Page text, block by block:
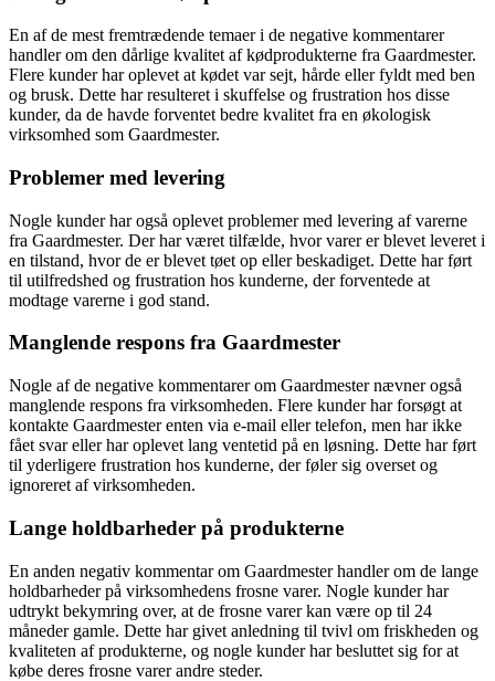
En af de mest fremtrædende temaer i de negative kommentarer
handler om den dårlige kvalitet af kødprodukterne fra Gaardmester.
Flere kunder har oplevet at kødet var sejt, hårde eller fyldt med ben
og brusk. Dette har resulteret i skuffelse og frustration hos disse
kunder, da de havde forventet bedre kvalitet fra en økologisk
virksomhed som Gaardmester.
Problemer med levering
Nogle kunder har også oplevet problemer med levering af varerne
fra Gaardmester. Der har været tilfælde, hvor varer er blevet leveret i
en tilstand, hvor de er blevet tøet op eller beskadiget. Dette har ført
til utilfredshed og frustration hos kunderne, der forventede at
modtage varerne i god stand.
Manglende respons fra Gaardmester
Nogle af de negative kommentarer om Gaardmester nævner også
manglende respons fra virksomheden. Flere kunder har forsøgt at
kontakte Gaardmester enten via e-mail eller telefon, men har ikke
fået svar eller har oplevet lang ventetid på en løsning. Dette har ført
til yderligere frustration hos kunderne, der føler sig overset og
ignoreret af virksomheden.
Lange holdbarheder på produkterne
En anden negativ kommentar om Gaardmester handler om de lange
holdbarheder på virksomhedens frosne varer. Nogle kunder har
udtrykt bekymring over, at de frosne varer kan være op til 24
måneder gamle. Dette har givet anledning til tvivl om friskheden og
kvaliteten af produkterne, og nogle kunder har besluttet sig for at
købe deres frosne varer andre steder.